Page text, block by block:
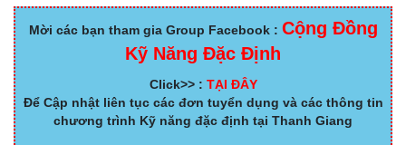
Mời các bạn tham gia Group Facebook : Cộng Đồng
Kỹ Năng Đặc Định
Click>> : TẠI ĐÂY
Để Cập nhật liên tục các đơn tuyển dụng và các thông tin
chương trình Kỹ năng đặc định tại Thanh Giang